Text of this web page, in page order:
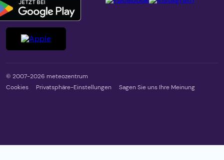
© 2007-2026 meteozentrum
Cookies
Privatsphäre-Einstellungen Sagen Sie uns Ihre Meinung